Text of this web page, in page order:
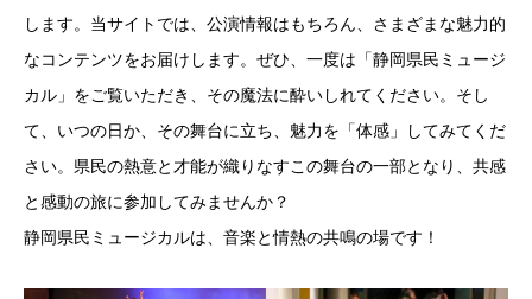
します。当サイトでは、公演情報はもちろん、さまざまな魅力的
なコンテンツをお届けします。ぜひ、一度は「静岡県民ミュージ
カル」をご覧いただき、その魔法に酔いしれてください。そし
て、いつの日か、その舞台に立ち、魅力を「体感」してみてくだ
さい。県民の熱意と才能が織りなすこの舞台の一部となり、共感
と感動の旅に参加してみませんか？
静岡県民ミュージカルは、音楽と情熱の共鳴の場です！